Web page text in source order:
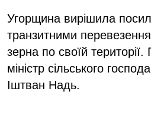
Угорщина вирішила
транзитними
зерна по своїй
міністр сільського
Іштван Надь.